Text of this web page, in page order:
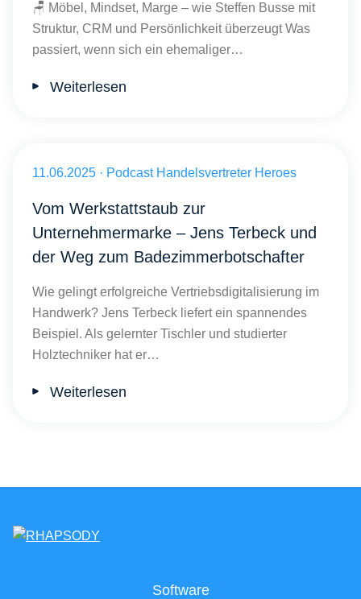
🪑 Möbel, Mindset, Marge – wie Steffen Busse mit
Struktur, CRM und Persönlichkeit überzeugt Was
passiert, wenn sich ein ehemaliger…
Weiterlesen
Veröffentlicht am 11.06.2025
11.06.2025 · Podcast Handelsvertreter Heroes
Vom Werkstattstaub zur
Unternehmermarke – Jens Terbeck und
der Weg zum Badezimmerbotschafter
Wie gelingt erfolgreiche Vertriebsdigitalisierung im
Handwerk? Jens Terbeck liefert ein spannendes
Beispiel. Als gelernter Tischler und studierter
Holztechniker hat er…
Weiterlesen
Software